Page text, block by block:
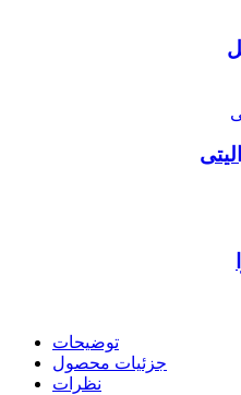
توضیحات
جزئیات محصول
نظرات